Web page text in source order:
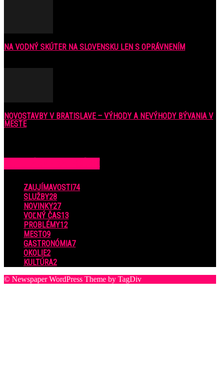
NA VODNÝ SKÚTER NA SLOVENSKU LEN S OPRÁVNENÍM
NOVOSTAVBY V BRATISLAVE – VÝHODY A NEVÝHODY BÝVANIA V
MESTE
ZAUJÍMAVOSTI74
SLUŽBY28
NOVINKY27
VOĽNÝ ČAS13
PROBLÉMY12
MESTO9
GASTRONÓMIA7
OKOLIE2
KULTÚRA2
© Newspaper WordPress Theme by TagDiv